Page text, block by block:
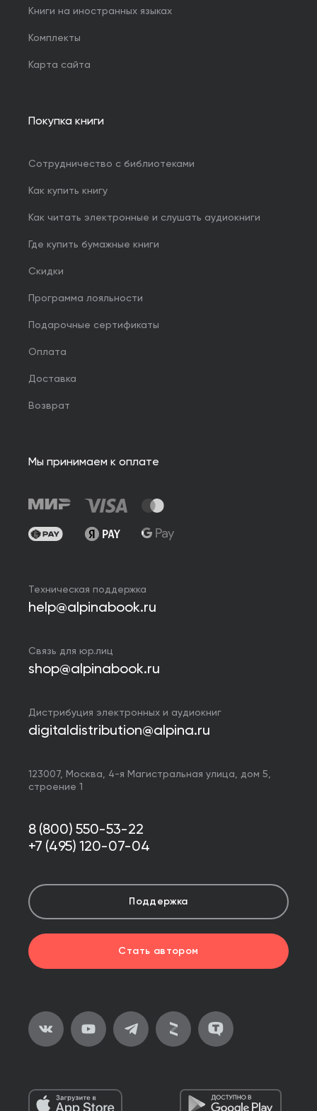
Книги на иностранных языках
Комплекты
Карта сайта
Покупка книги
Сотрудничество с библиотеками
Как купить книгу
Как читать электронные и слушать аудиокниги
Где купить бумажные книги
Скидки
Программа лояльности
Подарочные сертификаты
Оплата
Доставка
Возврат
Мы принимаем к оплате
Техническая поддержка
help@alpinabook.ru
Связь для юр.лиц
shop@alpinabook.ru
Дистрибуция электронных и аудиокниг
digitaldistribution@alpina.ru
123007, Москва, 4-я Магистральная улица, дом 5,
строение 1
8 (800) 550-53-22
+7 (495) 120-07-04
Поддержка
Стать автором